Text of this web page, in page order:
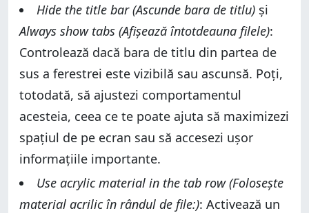
Hide the title bar (Ascunde bara de titlu) și
Always show tabs (Afișează întotdeauna filele):
Controlează dacă bara de titlu din partea de
sus a ferestrei este vizibilă sau ascunsă. Poți,
totodată, să ajustezi comportamentul
acesteia, ceea ce te poate ajuta să maximizezi
spațiul de pe ecran sau să accesezi ușor
informațiile importante.
Use acrylic material in the tab row (Folosește
material acrilic în rândul de file:): Activează un